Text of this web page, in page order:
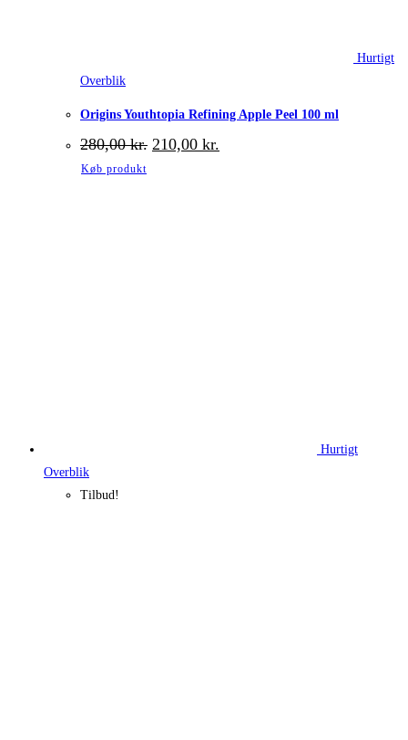
Hurtigt
Overblik
Origins Youthtopia Refining Apple Peel 100 ml
280,00kr. Den
oprindelige
210,00 kr.
Køb produkt
Hurtigt
Overblik
Tilbud!